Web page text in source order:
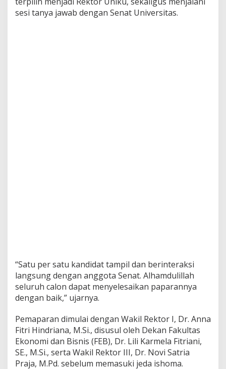
sesi tanya jawab dengan Senat Universitas.
“Satu per satu kandidat tampil dan berinteraksi
langsung dengan anggota Senat. Alhamdulillah
seluruh calon dapat menyelesaikan paparannya
dengan baik,” ujarnya.
Pemaparan dimulai dengan Wakil Rektor I, Dr. Anna
Fitri Hindriana, M.Si., disusul oleh Dekan Fakultas
Ekonomi dan Bisnis (FEB), Dr. Lili Karmela Fitriani,
SE., M.Si., serta Wakil Rektor III, Dr. Novi Satria
Praja, M.Pd. sebelum memasuki jeda ishoma.